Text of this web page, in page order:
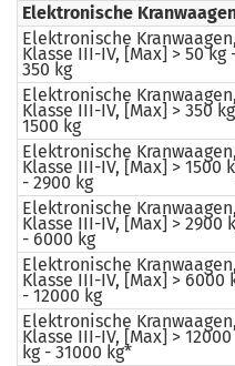
Elektronische
Elektronische Kranwaagen,
Klasse III-IV, [Max] > 50 kg
350 kg
Elektronische Kranwaagen,
Klasse III-IV, [Max] > 350
1500 kg
Elektronische Kranwaagen,
Klasse III-IV, [Max] > 1500
- 2900 kg
Elektronische Kranwaagen,
Klasse III-IV, [Max] > 2900
- 6000 kg
Elektronische Kranwaagen,
Klasse III-IV, [Max] > 6000
- 12000 kg
Elektronische Kranwaagen,
Klasse III-IV, [Max] > 12000
kg - 31000 kg*